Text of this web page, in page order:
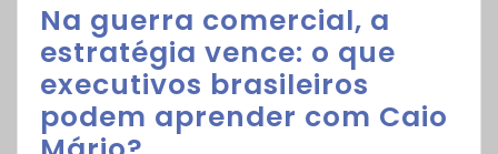
Na guerra comercial, a
estratégia vence: o que
executivos brasileiros
podem aprender com Caio